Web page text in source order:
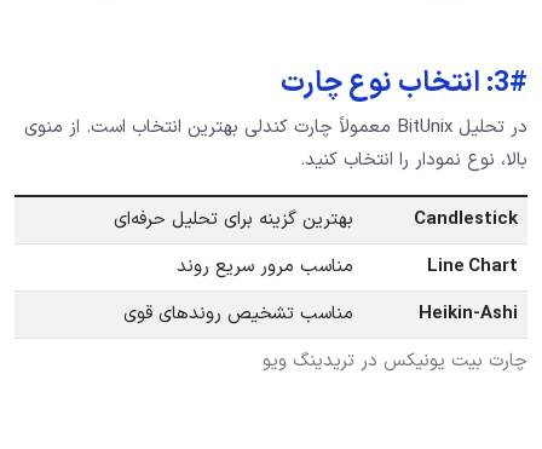
3#: انتخاب نوع چارت
در تحلیل BitUnix معمولاً چارت کندلی بهترین انتخاب است. از منوی
بالا، نوع نمودار را انتخاب کنید.
چارت بیت یونیکس در تریدینگ ویو
Candlestick
بهترین گزینه برای تحلیل حرفه‌ای
Line Chart
مناسب مرور سریع روند
Heikin-Ashi
مناسب تشخیص روندهای قوی